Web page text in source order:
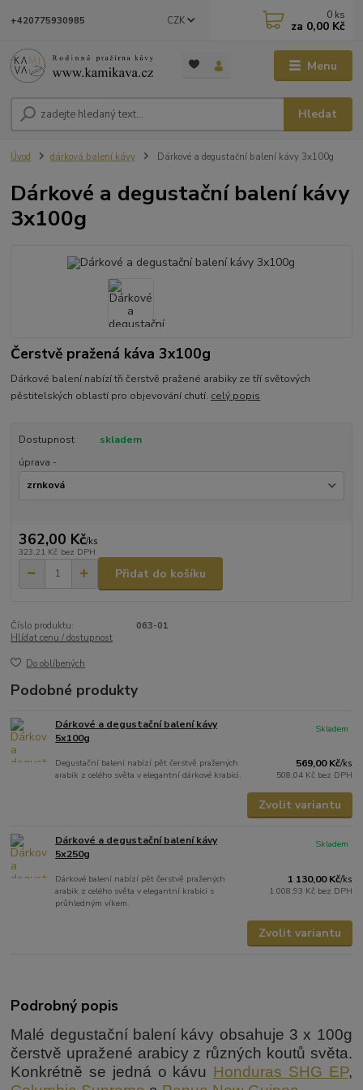
Menu
CZK
Hledat
+420775930985 0 ks
za 0,00 Kč
Úvod dárková balení kávy Dárkové a degustační balení kávy 3x100g
Dárkové a degustační balení kávy
3x100g
Čerstvě pražená káva 3x100g
Dárkové balení nabízí tři čerstvě pražené arabiky ze tří světových
pěstitelských oblastí pro objevování chutí. celý popis
Dostupnost
skladem
úprava -
362,00 Kč/ks
323,21 Kč bez DPH
Přidat do košíku
Číslo produktu:
063-01
Hlídat cenu / dostupnost
Do oblíbených
Podobné produkty
Dárkové a degustační balení kávy
5x100g
Degustační balení nabízí pět čerstvě pražených
arabik z celého světa v elegantní dárkové krabici.
569,00 Kč/ks
508,04 Kč bez DPH
Skladem
Zvolit variantu
Dárkové a degustační balení kávy
5x250g
Dárkové balení nabízí pět čerstvě pražených
arabik z celého světa v elegantní krabici s
průhledným víkem.
1 130,00 Kč/ks
1 008,93 Kč bez DPH
Skladem
Zvolit variantu
Podrobný popis
Malé degustační balení kávy obsahuje 3 x 100g
čerstvě upražené arabicy z různých koutů světa.
Konkrétně se jedná o kávu Honduras SHG EP,